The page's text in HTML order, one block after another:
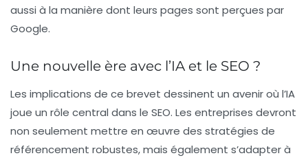
aussi à la manière dont leurs pages sont perçues par
Google.
Une nouvelle ère avec l’IA et le SEO ?
Les implications de ce brevet dessinent un avenir où l’IA
joue un rôle central dans le SEO. Les entreprises devront
non seulement mettre en œuvre des stratégies de
référencement robustes, mais également s’adapter à